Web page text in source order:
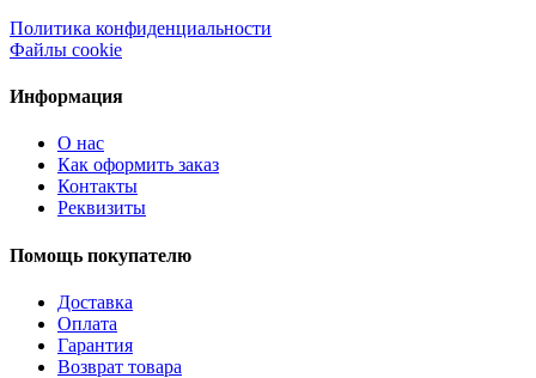
Политика конфиденциальности
Файлы cookie
Информация
О нас
Как оформить заказ
Контакты
Реквизиты
Помощь покупателю
Доставка
Оплата
Гарантия
Возврат товара